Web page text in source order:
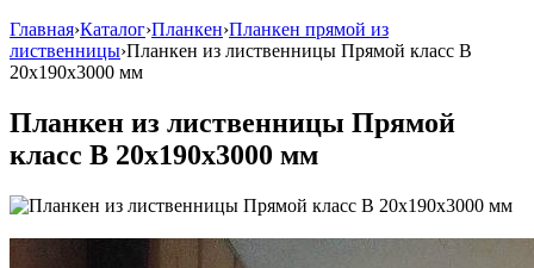
Главная›Каталог›Планкен›Планкен прямой из
лиственницы›Планкен из лиственницы Прямой класс В
20x190x3000 мм
Планкен из лиственницы Прямой
класс В 20x190x3000 мм